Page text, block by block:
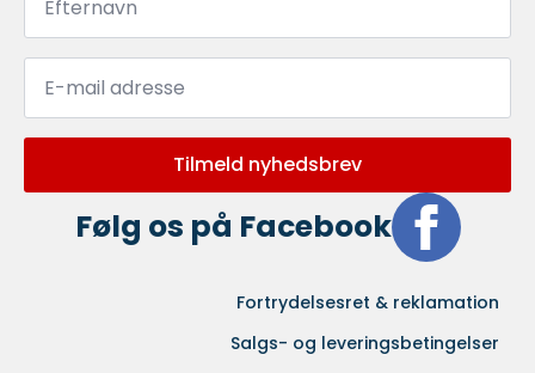
Email
Tilmeld nyhedsbrev
Følg os på Facebook
Fortrydelsesret & reklamation
Salgs- og leveringsbetingelser